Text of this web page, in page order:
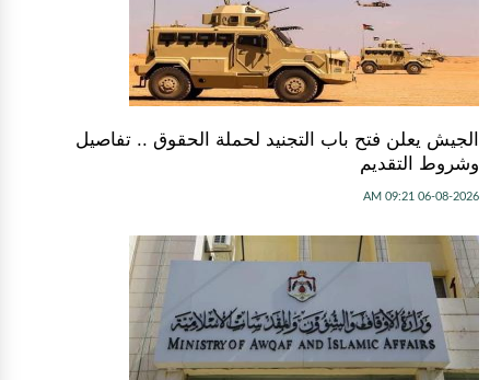
الجيش يعلن فتح باب التجنيد لحملة الحقوق .. تفاصيل
وشروط التقديم
06-08-2026 09:21 AM